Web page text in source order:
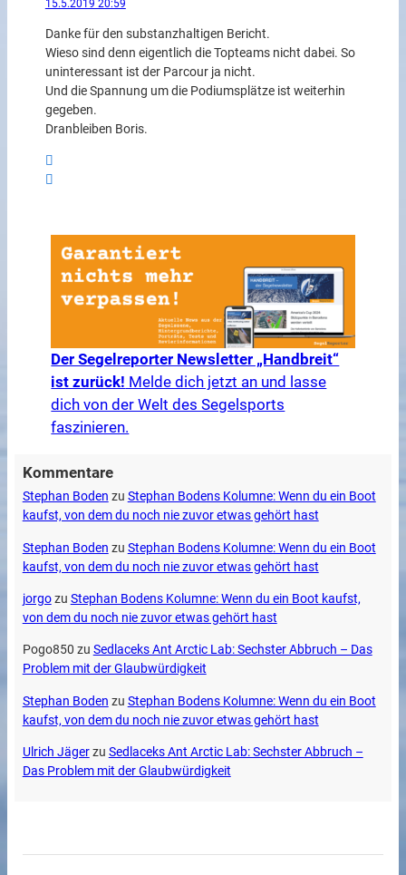
15.5.2019 20:59
Danke für den substanzhaltigen Bericht.
Wieso sind denn eigentlich die Topteams nicht dabei. So
uninteressant ist der Parcour ja nicht.
Und die Spannung um die Podiumsplätze ist weiterhin
gegeben.
Dranbleiben Boris.
Der Segelreporter Newsletter „Handbreit“
ist zurück! Melde dich jetzt an und lasse
dich von der Welt des Segelsports
faszinieren.
Kommentare
Stephan Boden zu Stephan Bodens Kolumne: Wenn du ein Boot
kaufst, von dem du noch nie zuvor etwas gehört hast
Stephan Boden zu Stephan Bodens Kolumne: Wenn du ein Boot
kaufst, von dem du noch nie zuvor etwas gehört hast
jorgozu Stephan Bodens Kolumne: Wenn du ein Boot kaufst,
von dem du noch nie zuvor etwas gehört hast
Pogo850 zu Sedlaceks Ant Arctic Lab: Sechster Abbruch – Das
Problem mit der Glaubwürdigkeit
Stephan Boden zu Stephan Bodens Kolumne: Wenn du ein Boot
kaufst, von dem du noch nie zuvor etwas gehört hast
Ulrich Jägerzu Sedlaceks Ant Arctic Lab: Sechster Abbruch –
Das Problem mit der Glaubwürdigkeit